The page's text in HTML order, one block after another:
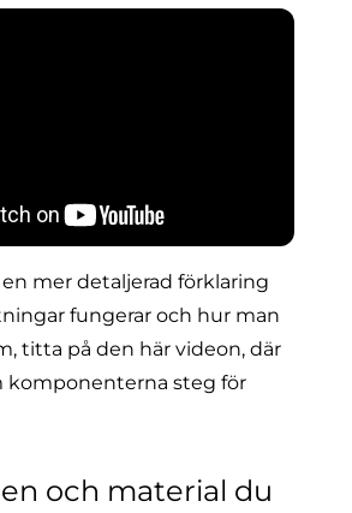
mer detaljerad förklaring
fungerar och hur man
titta på den här videon, där
komponenterna steg för
och material du